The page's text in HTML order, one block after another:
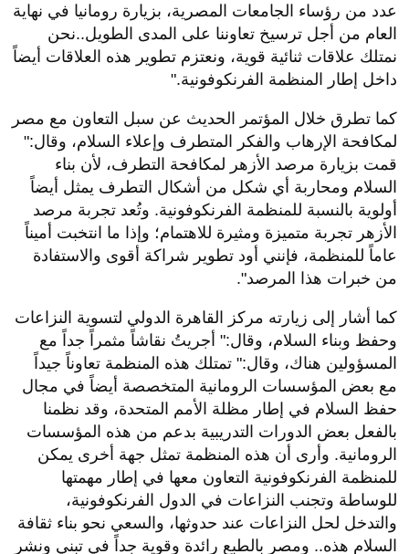
عدد من رؤساء الجامعات المصرية، بزيارة رومانيا في نهاية
العام من أجل ترسيخ تعاوننا على المدى الطويل..نحن
نمتلك علاقات ثنائية قوية، ونعتزم تطوير هذه العلاقات أيضاً
داخل إطار المنظمة الفرنكوفونية."
كما تطرق خلال المؤتمر الحديث عن سبل التعاون مع مصر
لمكافحة الإرهاب والفكر المتطرف وإعلاء السلام، وقال:"
قمت بزيارة مرصد الأزهر لمكافحة التطرف، لأن بناء
السلام ومحاربة أي شكل من أشكال التطرف يمثل أيضاً
أولوية بالنسبة للمنظمة الفرنكوفونية. وتُعد تجربة مرصد
الأزهر تجربة متميزة ومثيرة للاهتمام؛ وإذا ما انتخبت أميناً
عاماً للمنظمة، فإنني أود تطوير شراكة أقوى والاستفادة
من خبرات هذا المرصد".
كما أشار إلى زيارته مركز القاهرة الدولي لتسوية النزاعات
وحفظ وبناء السلام، وقال:" أجريتُ نقاشاً مثمراً جداً مع
المسؤولين هناك، وقال:" ​تمتلك هذه المنظمة تعاوناً جيداً
مع بعض المؤسسات الرومانية المتخصصة أيضاً في مجال
حفظ السلام في إطار مظلة الأمم المتحدة، وقد نظمنا
بالفعل بعض الدورات التدريبية بدعم من هذه المؤسسات
الرومانية. وأرى أن هذه المنظمة تمثل جهة أخرى يمكن
للمنظمة الفرنكوفونية التعاون معها في إطار مهمتها
للوساطة وتجنب النزاعات في الدول الفرنكوفونية،
والتدخل لحل النزاعات عند حدوثها، والسعي نحو بناء ثقافة
السلام هذه.. ​ومصر بالطبع رائدة وقوية جداً في تبني ونشر